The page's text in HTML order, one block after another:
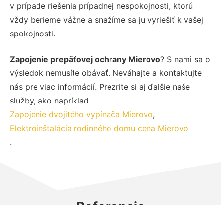
v prípade riešenia prípadnej nespokojnosti, ktorú
vždy berieme vážne a snažíme sa ju vyriešiť k vašej
spokojnosti.
Zapojenie prepäťovej ochrany Mierovo? S nami sa o
výsledok nemusíte obávať. Neváhajte a kontaktujte
nás pre viac informácií. Prezrite si aj ďalšie naše
služby, ako napríklad
Zapojenie dvojitého vypínača Mierovo,
Elektroinštalácia rodinného domu cena Mierovo
.